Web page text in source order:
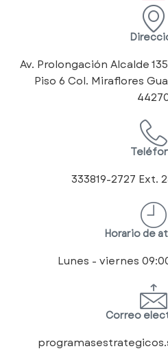
Av. Prolongación Alcalde
Piso 6 Col. Miraflores
333819-2727 Ext.
Horario de
Lunes - viernes
Correo